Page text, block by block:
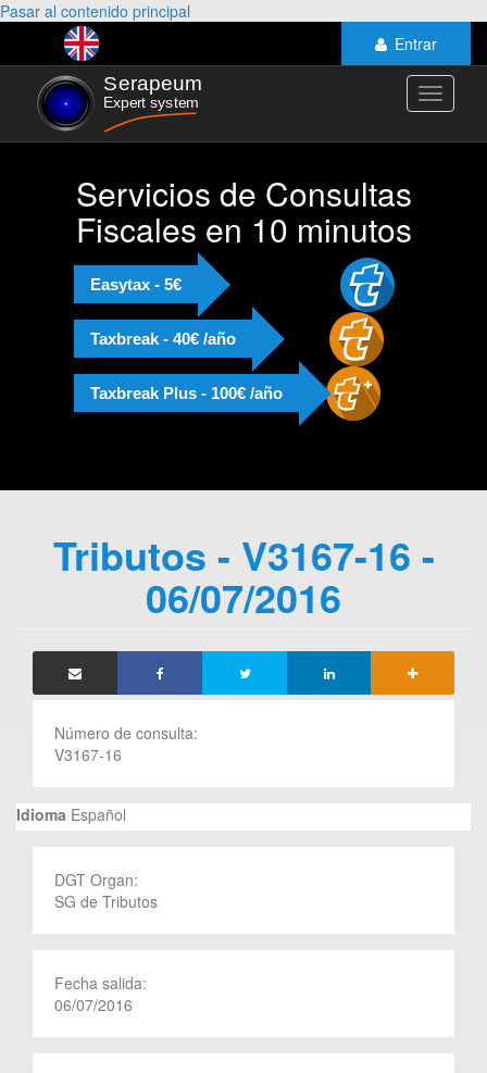
Pasar al contenido principal
Entrar
Toggle
Servicios de Consultas
Fiscales en 10 minutos
Easytax - 5€
Taxbreak - 40€ /año
Taxbreak Plus - 100€ /año
Tributos - V3167-16 -
06/07/2016
Número de consulta:
V3167-16
Idioma Español
DGT Organ:
SG de Tributos
Fecha salida:
06/07/2016